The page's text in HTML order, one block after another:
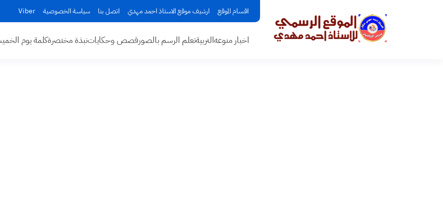
اقسام الموقع ارشيف موقع الاستاذ احمد مهدي اتصل بنا سياسة الخصوصية Viber
اخبار منوعهالتربيةتعلم الرسم بالصورقصص وحكاياتنبذة مختصرةكلمة يوم